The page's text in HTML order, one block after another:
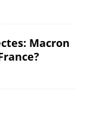
Macron